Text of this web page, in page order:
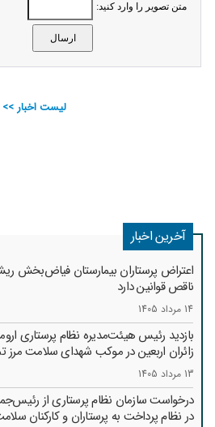
متن تصویر را وارد کنید:
لیست اخبار >>
آخرین اخبار
اعتراض پرستاران بیمارستان فیاض‌بخش
ناقص قوانین دارد
14 مرداد 1405
بازدید رئیس هیئت‌مدیره نظام پرستاری
زائران اربعین در موکب شهدای سلامت مرز
13 مرداد 1405
درخواست سازمان نظام پرستاری از
در نظام پرداخت به پرستاران و کارکنان